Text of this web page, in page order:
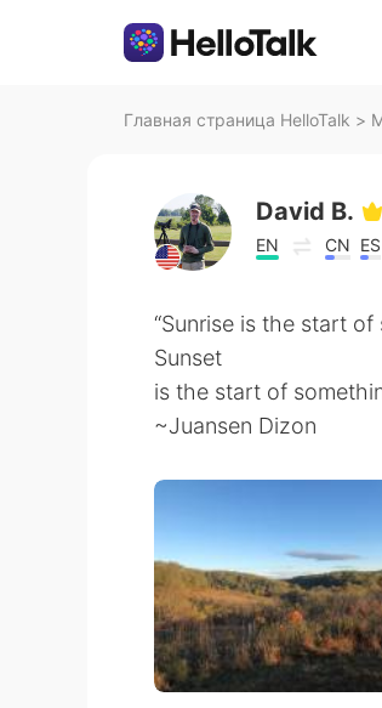
Главная страница HelloTalk >
David B.
EN CN ES
“Sunrise is the start
Sunset
is the start of
~Juansen Dizon